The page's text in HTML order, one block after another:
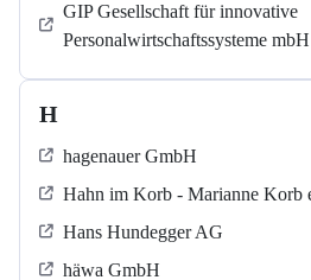
GIP Gesellschaft für innovative
Personalwirtschaftssysteme mbH
H
hagenauer GmbH
Hahn im Korb - Marianne Korb
Hans Hundegger AG
häwa GmbH